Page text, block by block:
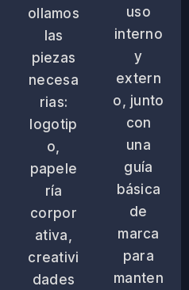
ollamos
las
piezas
necesa
rias:
logotip
o,
papele
ría
corpor
ativa,
creativi
dades
uso
interno
y
extern
o, junto
con
una
guía
básica
de
marca
para
manten